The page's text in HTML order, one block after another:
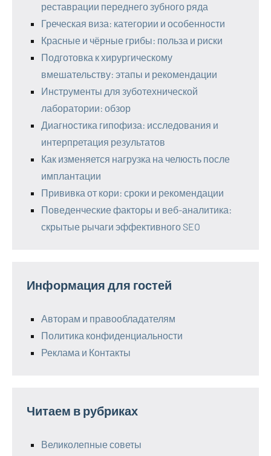
реставрации переднего зубного ряда
Греческая виза: категории и особенности
Красные и чёрные грибы: польза и риски
Подготовка к хирургическому
вмешательству: этапы и рекомендации
Инструменты для зуботехнической
лаборатории: обзор
Диагностика гипофиза: исследования и
интерпретация результатов
Как изменяется нагрузка на челюсть после
имплантации
Прививка от кори: сроки и рекомендации
Поведенческие факторы и веб-аналитика:
скрытые рычаги эффективного SEO
Информация для гостей
Авторам и правообладателям
Политика конфиденциальности
Реклама и Контакты
Читаем в рубриках
Великолепные советы